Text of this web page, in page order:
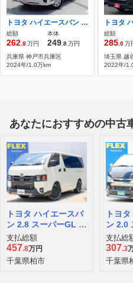
トヨタ ハイエースバン 2.0 DX ロング GLパッケージ 元試乗車 トヨタ認定中古車
総額
262.8万円
本体
249.8万円
兵庫県 神戸市兵庫区
2024年/1.0万km
総額
285.0万
埼玉県 越
2022年/
あなたにおすすめの中古
トヨタ ハイエースバ
ン 2.8 スーパーGL ロ
ング ディーゼルター
ボ
支払総額
457.8万円
千葉県柏市
トヨ
ン 2.0
ークプ
ボディ
支払総
307.3
千葉県